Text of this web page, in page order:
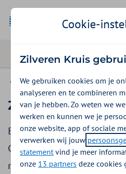
Ggz
Bent u een zorgaanbieder in
Gezondheidszorg of de
registreert en factureert u
Cookie-
Zilveren Kruis
We gebruiken cookies om je
analyseren en te combineren
van je hebben. Zo weten we
werken en kunnen we je
onze website, app of sociale
verwerken wij jouw
statementvind je meer
onze 13 partners deze cookies